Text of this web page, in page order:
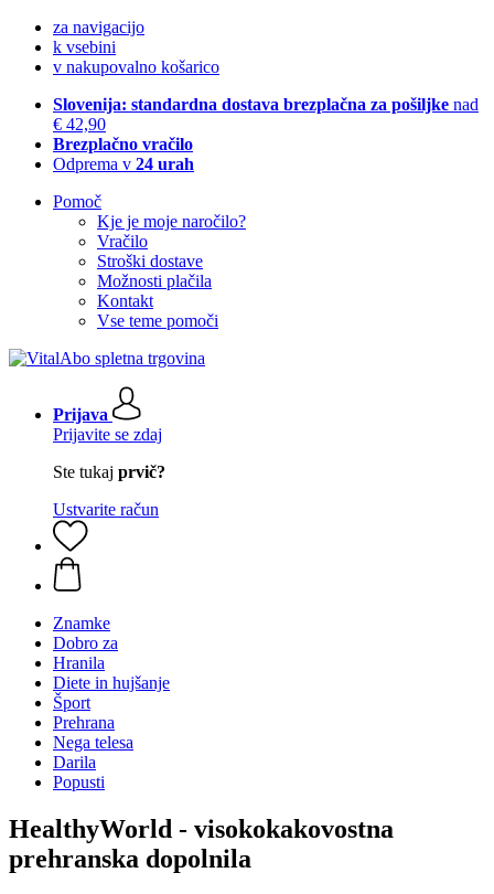
za navigacijo
k vsebini
v nakupovalno košarico
Slovenija: standardna dostava brezplačna za pošiljke nad
€ 42,90
Brezplačno vračilo
Odprema v 24 urah
Pomoč
Kje je moje naročilo?
Vračilo
Stroški dostave
Možnosti plačila
Kontakt
Vse teme pomoči
Prijava
Prijavite se zdaj
Ste tukaj prvič?
Ustvarite račun
Znamke
Dobro za
Hranila
Diete in hujšanje
Šport
Prehrana
Nega telesa
Darila
Popusti
HealthyWorld - visokokakovostna
prehranska dopolnila